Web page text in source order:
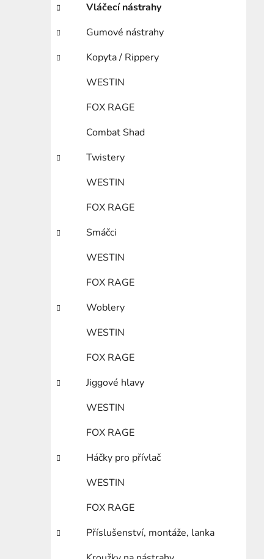
Vláčecí nástrahy
Gumové nástrahy
Kopyta / Rippery
WESTIN
FOX RAGE
Combat Shad
Twistery
WESTIN
FOX RAGE
Smáčci
WESTIN
FOX RAGE
Woblery
WESTIN
FOX RAGE
Jiggové hlavy
WESTIN
FOX RAGE
Háčky pro přívlač
WESTIN
FOX RAGE
Příslušenství, montáže, lanka